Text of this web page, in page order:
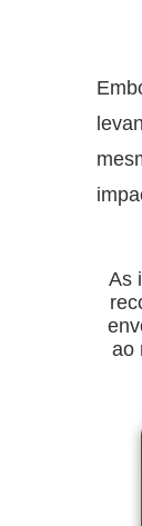
As
ao